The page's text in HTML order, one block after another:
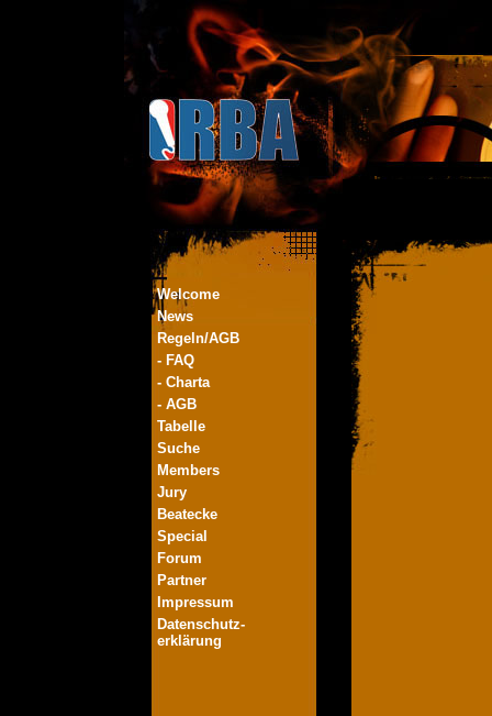
Welcome
News
Regeln/AGB
- FAQ
- Charta
- AGB
Tabelle
Suche
Members
Jury
Beatecke
Special
Forum
Partner
Impressum
Datenschutz-
erklärung